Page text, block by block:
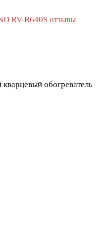
RV-R640S отзывы